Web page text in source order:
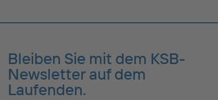
Bleiben Sie mit dem KSB-
Newsletter auf dem
Laufenden.